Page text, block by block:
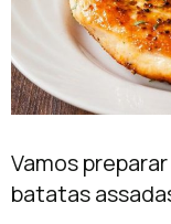
Vamos
batatas